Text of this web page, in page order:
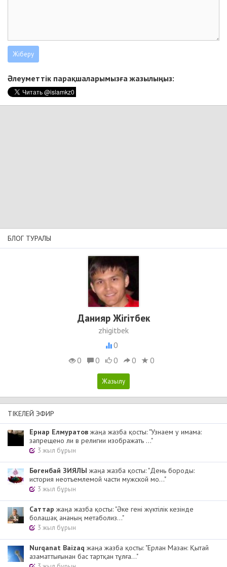
Әлеуметтік парақшаларымызға жазылыңыз:
БЛОГ ТУРАЛЫ
Данияр Жігітбек
zhigitbek
0
0
0 0 0 0
ТІКЕЛЕЙ ЭФИР
Ернар Елмуратов жаңа жазба қосты: "Узнаем у имама:
запрещено ли в религии изображать ..."
3 жыл бұрын
Бөгенбай ЗИЯЛЫ жаңа жазба қосты: "День бороды:
история неотъемлемой части мужской мо..."
3 жыл бұрын
Cаттар жаңа жазба қосты: "Әке гені жүктілік кезінде
болашақ ананың метаболиз..."
3 жыл бұрын
Nurqanat Baizaq жаңа жазба қосты: "Ерлан Мазан: Қытай
азаматтығынан бас тартқан тұлға..."